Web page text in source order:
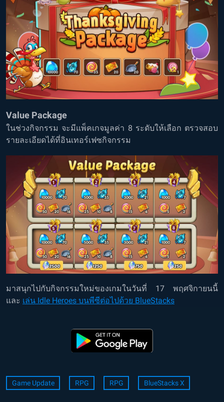
Value Package
ในช่วงกิจกรรม จะมีแพ็คเกจมูลค่า 8 ระดับให้เลือก ตรวจสอบ
รายละเอียดได้ที่อินเทอร์เฟซกิจกรรม
มาสนุกไปกับกิจกรรมใหม่ของเกมในวันที่ 17 พฤศจิกายนนี้
และ เล่น Idle Heroes บนพีซีต่อไปด้วย BlueStacks
Game Update RPG RPG BlueStacks X